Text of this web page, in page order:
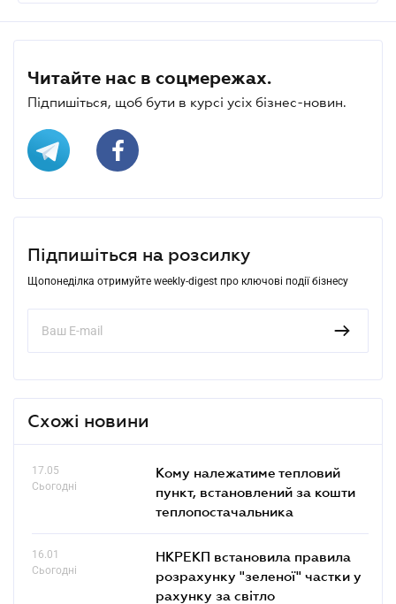
Читайте нас в соцмережах.
Підпишіться, щоб бути в курсі усіх бізнес-новин.
Підпишіться на розсилку
Щопонеділка отримуйте weekly-digest про ключові події бізнесу
Схожі новини
17.05
Сьогодні
Кому належатиме тепловий
пункт, встановлений за кошти
теплопостачальника
16.01
Сьогодні
НКРЕКП встановила правила
розрахунку "зеленої" частки у
рахунку за світло